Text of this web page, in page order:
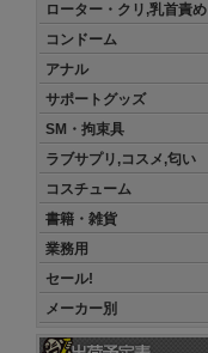
ローター・クリ,乳首責め
コンドーム
アナル
サポートグッズ
SM・拘束具
ラブサプリ,コスメ,匂い
コスチューム
書籍・雑貨
業務用
セール!
メーカー別